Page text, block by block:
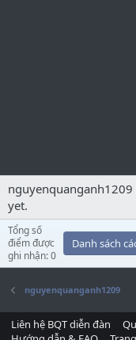
yet.
Tổng số
điểm được
ghi nhận: 0
Danh sách
nguyenquanganh1209
Liên hệ BQT diễn đàn